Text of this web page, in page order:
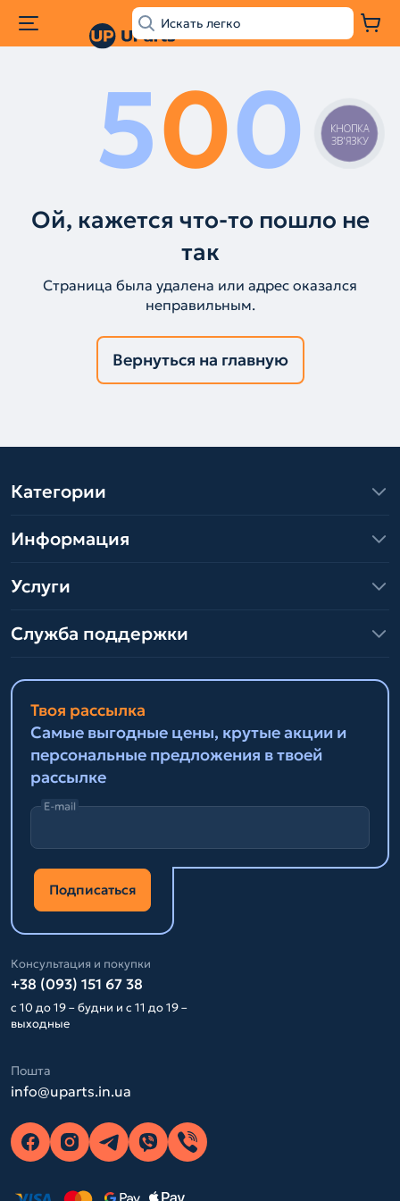
500
Ой, кажется что-то пошло не
так
Страница была удалена или адрес оказался
неправильным.
Вернуться на главную
Категории
Информация
Услуги
Служба поддержки
Твоя рассылка
Самые выгодные цены, крутые акции и
персональные предложения в твоей
рассылке
E-mail
Подписаться
Консультация и покупки
+38 (093) 151 67 38
с 10 до 19 – будни и с 11 до 19 –
выходные
Пошта
info@uparts.in.ua
КНОПКА
ЗВ'ЯЗКУ